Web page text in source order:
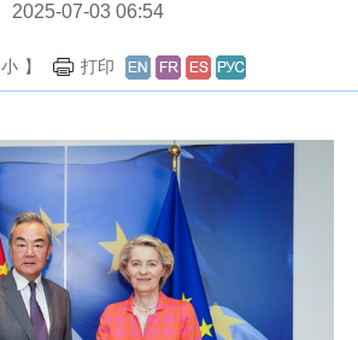
2025-07-03 06:54
小 】 打印